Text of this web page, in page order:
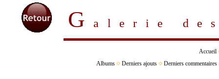
Galerie
Accueil
Albums
Derniers ajouts Derniers commentaires